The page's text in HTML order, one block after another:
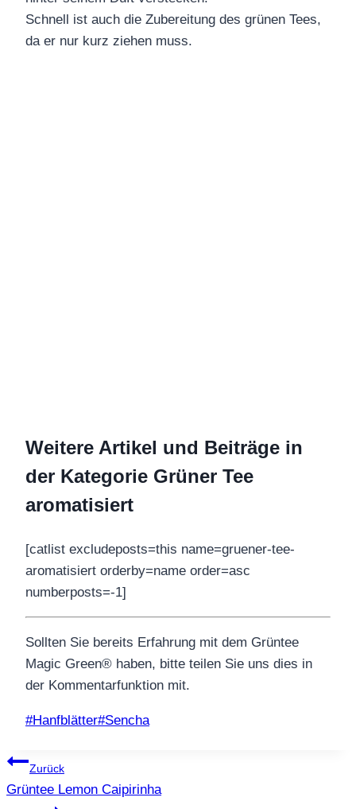
Schnell ist auch die Zubereitung des grünen Tees,
da er nur kurz ziehen muss.
Weitere Artikel und Beiträge in
der Kategorie Grüner Tee
aromatisiert
[catlist excludeposts=this name=gruener-tee-
aromatisiert orderby=name order=asc
numberposts=-1]
Sollten Sie bereits Erfahrung mit dem Grüntee
Magic Green® haben, bitte teilen Sie uns dies in
der Kommentarfunktion mit.
Schlagworte:
#Hanfblätter#Sencha
Beitragsnavigation
Zurück
Grüntee Lemon Caipirinha